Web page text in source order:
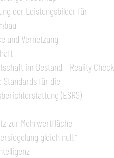
der Leistungsbilder für
und Vernetzung
im Bestand – Reality Check
Standards für die
(ESRS)
zur Mehrwertfläche
gleich null!“